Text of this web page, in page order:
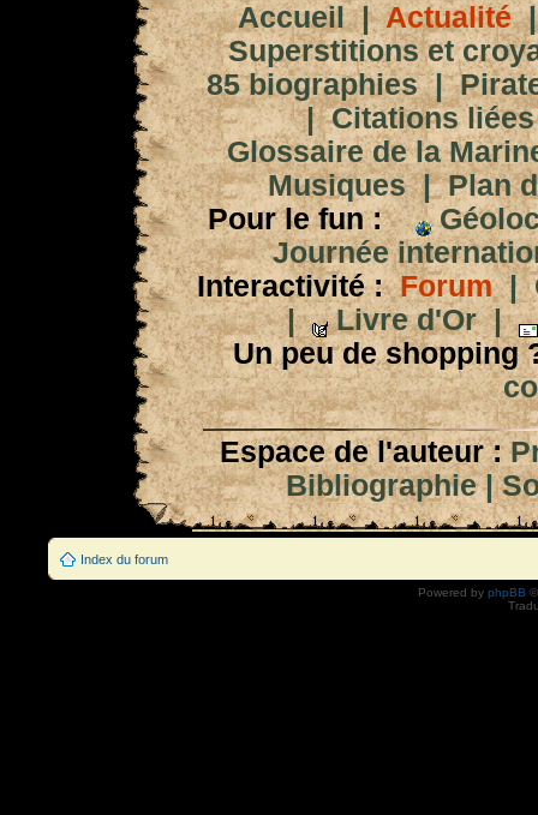
Accueil|Actualité
Superstitions et
85 biographies|
|Citations
Glossaire de la
Musiques|Plan
Pour le fun :
Journée
Interactivité : Forum|
|
Livre d'Or|
Un peu de shopping
Espace de l'auteur :
Bibliographie|
Index du forum
Powered by phpBB